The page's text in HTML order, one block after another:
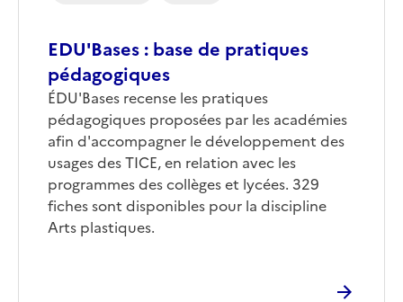
EDU'Bases : base de pratiques
pédagogiques
ÉDU'Bases recense les pratiques
pédagogiques proposées par les académies
afin d'accompagner le développement des
usages des TICE, en relation avec les
programmes des collèges et lycées. 329
fiches sont disponibles pour la discipline
Arts plastiques.